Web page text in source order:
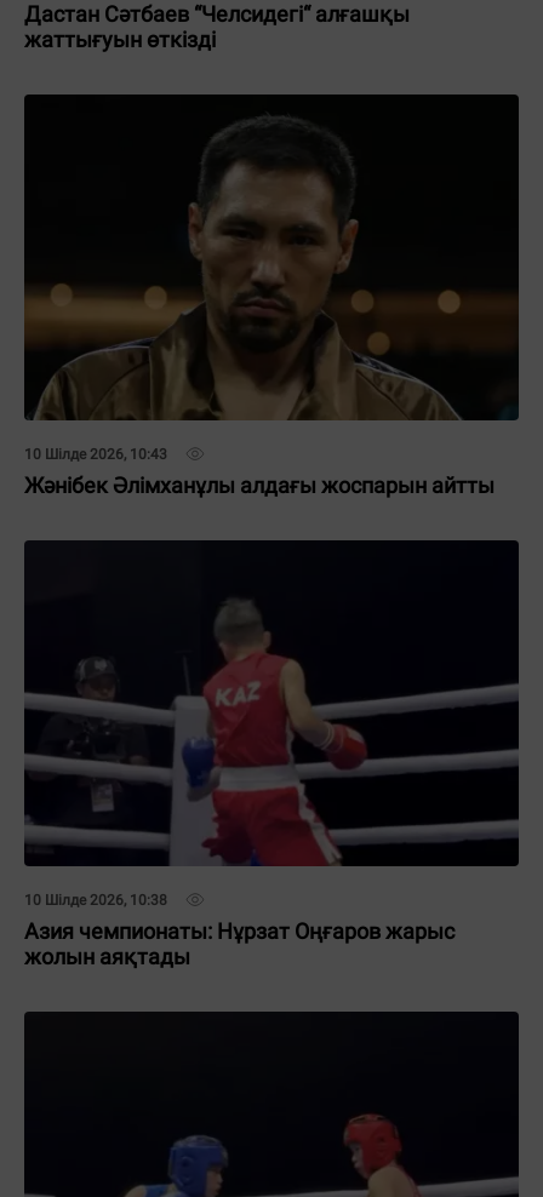
Дастан Сәтбаев “Челсидегі“ алғашқы
жаттығуын өткізді
10 Шілде 2026, 10:43
Жәнібек Әлімханұлы алдағы жоспарын айтты
10 Шілде 2026, 10:38
Азия чемпионаты: Нұрзат Оңғаров жарыс
жолын аяқтады